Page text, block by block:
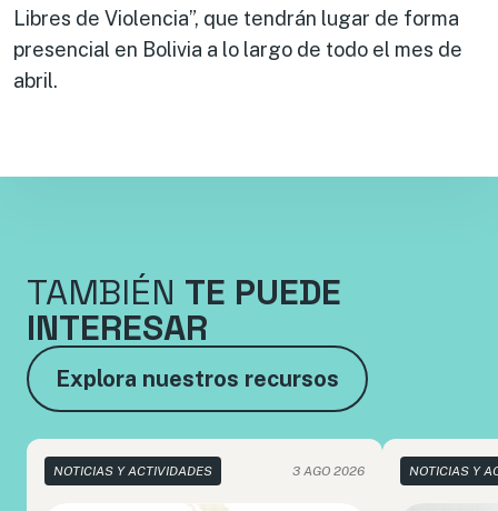
Libres de Violencia”, que tendrán lugar de forma
presencial en Bolivia a lo largo de todo el mes de
abril.
TAMBIÉN TE PUEDE
INTERESAR
Explora nuestros recursos
NOTICIAS Y ACTIVIDADES 3 AGO 2026 NOTICIAS Y